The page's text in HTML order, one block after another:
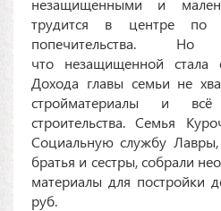
незащищенными и
трудится в центре по
попечительства.
что незащищенной стала
Дохода главы семьи не
стройматериалы и
строительства. Семья
Социальную службу
братья и сестры, собрали
материалы для постройки
руб.